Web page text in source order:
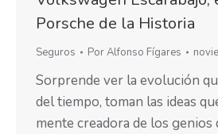
Porsche de la Historia
Seguros PorAlfonso Fígares
Sorprende ver la evolución
del tiempo, toman las ideas
mente creadora de los